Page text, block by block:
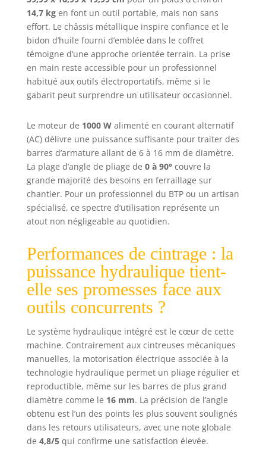
cintreuse
électrique pour
barres d'armature
est équipée d'une
hydraulique de
précision qui
libère
la pression après
le pliage. Il suffit
d'ouvrir la
soupape de
retirer la barre
d'armature. Large
gamme de pliage :
Convient au pliage
d'armature d'un
diamètre de 6 à
16 mm. Répond
facilement à
différents besoins
de pliage,
barres d'armature
à teneur moyenne
en carbone, à
faible teneur en
carbone, rondes
et filetées.
Construction
légère : Fabriqué
en PVC léger,
14,7 kgen font un outil portable, mais non sans
effort. Le châssis métallique inspire confiance et le
bidon d’huile fourni d’emblée dans le coffret
témoigne d’une approche orientée terrain. La prise
en main reste accessible pour un professionnel
habitué aux outils électroportatifs, même si le
gabarit peut surprendre un utilisateur occasionnel.
Le moteur de 1000 Walimenté en courant alternatif
(AC) délivre une puissance suffisante pour traiter des
barres d’armature allant de 6 à 16 mm de diamètre.
La plage d’angle de pliage de 0 à 90°couvre la
grande majorité des besoins en ferraillage sur
chantier. Pour un professionnel du BTP ou un artisan
spécialisé, ce spectre d’utilisation représente un
atout non négligeable au quotidien.
Performances de cintrage : la
puissance hydraulique tient-
elle ses promesses face aux
outils concurrents ?
Le système hydraulique intégré est le cœur de cette
machine. Contrairement aux cintreuses mécaniques
manuelles, la motorisation électrique associée à la
technologie hydraulique permet un pliage régulier et
reproductible, même sur les barres de plus grand
diamètre comme le 16 mm. La précision de l’angle
obtenu est l’un des points les plus souvent soulignés
dans les retours utilisateurs, avec une note globale
de 4,8/5qui confirme une satisfaction élevée.